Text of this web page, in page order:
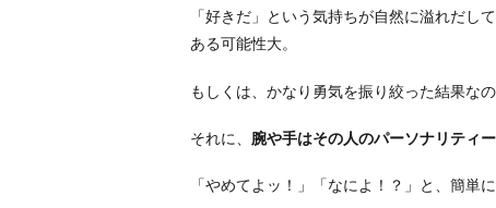
≪
脈
リ
顔
4.
「好きだ」という気持ちが自然に溢れだし
ある可能性大。
もしくは、かなり勇気を振り絞った結果なの
それに、 腕や手はその人のパーソナリティ
「やめてよッ！」「なによ！？」と、簡単